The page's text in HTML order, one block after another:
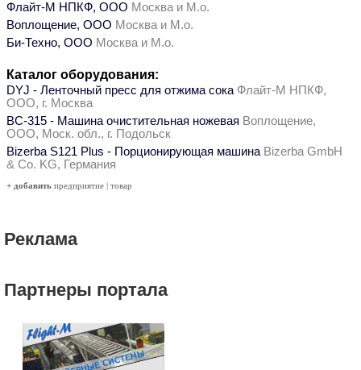
Флайт-М НПКФ, ООО Москва и М.о.
Воплощение, ООО Москва и М.о.
Би-Техно, ООО Москва и М.о.
Каталог оборудования:
DYJ - Ленточный пресс для отжима сока Флайт-М НПКФ,
ООО, г. Москва
ВС-315 - Машина очистительная ножевая Воплощение,
ООО, Моск. обл., г. Подольск
Bizerba S121 Plus - Порционирующая машина Bizerba GmbH
& Co. KG, Германия
+ добавить предприятие | товар
Реклама
Партнеры портала